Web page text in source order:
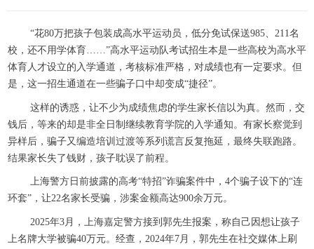
“花80万把孩子包装成高水平运动员，低分免试保送985、211名
校，还不用学体育……”高水平运动队考试招生本是一些高校为高水平
体育人才设立的入学通道，考核标准严格，对成绩也有一定要求。但
是，这一招生通道在一些骗子口中却变成“捷径”。
这样的诱惑，让不少为成绩焦虑的学生家长信以为真。然而，交
钱后，等来的却是非全日制继续教育学院的入学通知。有家长察觉到
异样后，骗子又编造培训过渡等系列谎言反复拖延，最终失联跑路。
结果家长失了钱财，孩子耽误了前程。
上海警方日前披露的高考“特招”诈骗案件中，4个骗子设下的“连
环套”，让22名家长受骗，涉案金额高达900余万元。
2025年3月，上海嘉定警方接到郭先生报案，称自己因想让孩子
上名牌大学被骗40万元。经查，2024年7月，郭先生在社交媒体上刷